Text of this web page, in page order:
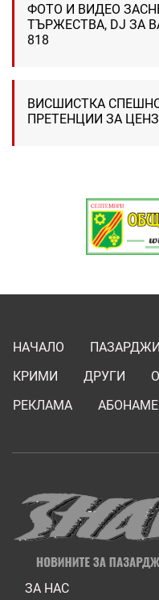
ФОТО И ВИДЕО
ТЪРЖЕСТВА, DJ ЗА
818
ВИСШИСТКА
ПРЕТЕНЦИИ ЗА
НАЧАЛО
КРИМИ
ДРУГИ
РЕКЛАМА
ЗА НАС